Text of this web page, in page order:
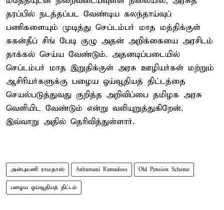
தரப்பில் நடத்தப்பட வேண்டிய கலந்தாய்வுப்
பணிகளையும் முடித்து செப்டம்பர் மாத மத்திக்குள்
ககன்தீப் சிங் பேடி குழு அதன் அறிக்கையை அரசிடம்
தாக்கல் செய்ய வேண்டும். அதனடிப்படையில்
செப்டம்பர் மாத இறுதிக்குள் அரசு ஊழியர்கள் மற்றும்
ஆசிரியர்களுக்கு பழைய ஓய்வூதியத் திட்டத்தை
செயல்படுத்துவது குறித்த அறிவிப்பை தமிழக அரசு
வெளியிட வேண்டும் என்று வலியுறுத்துகிறேன்.
இவ்வாறு அதில் தெரிவித்துள்ளார்.
அன்புமணி ராமதாஸ் Anbumani Ramadoss Old Pension Scheme
பழைய ஓய்வூதியத் திட்டம்